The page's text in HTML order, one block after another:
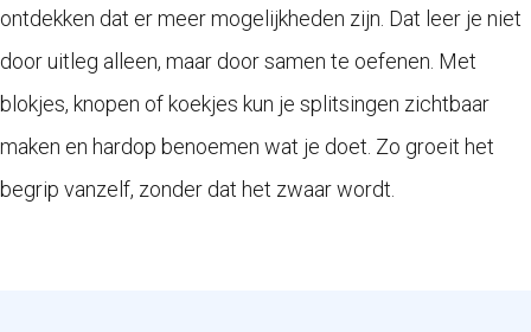
ontdekken dat er meer mogelijkheden zijn. Dat leer je niet
door uitleg alleen, maar door samen te oefenen. Met
blokjes, knopen of koekjes kun je splitsingen zichtbaar
maken en hardop benoemen wat je doet. Zo groeit het
begrip vanzelf, zonder dat het zwaar wordt.